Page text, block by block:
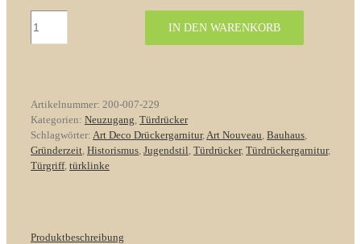
Nr.
229
IN DEN WARENKORB
Artikelnummer: 200-007-229
Kategorien: Neuzugang, Türdrücker
Schlagwörter: Art Deco Drückergarnitur,Art Nouveau, Bauhaus,
Gründerzeit, Historismus, Jugendstil, Türdrücker, Türdrückergarnitur,
Türgriff, türklinke
Produktbeschreibung